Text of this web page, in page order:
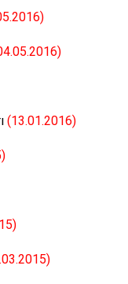
(13.01.2016)